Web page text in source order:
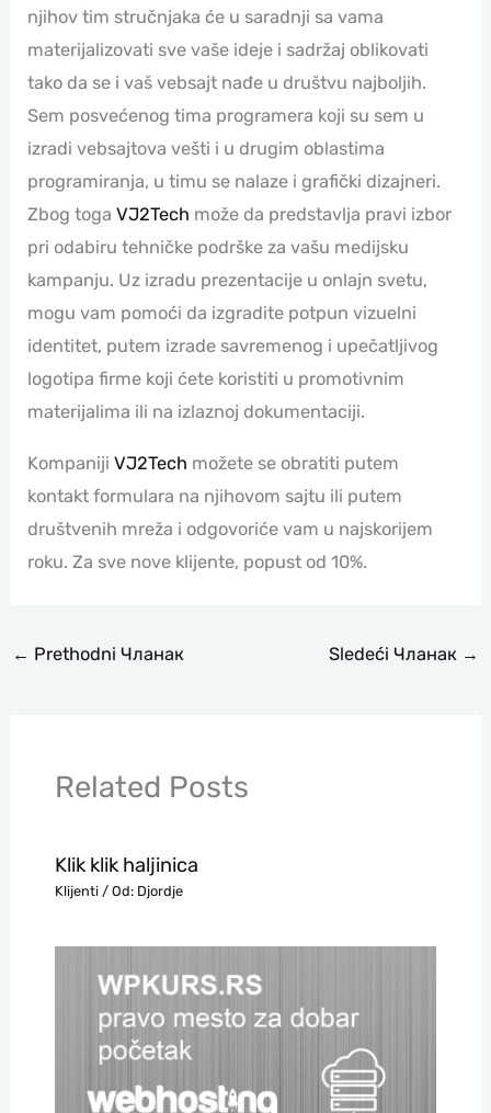
njihov tim stručnjaka će u saradnji sa vama
materijalizovati sve vaše ideje i sadržaj oblikovati
tako da se i vaš vebsajt nađe u društvu najboljih.
Sem posvećenog tima programera koji su sem u
izradi vebsajtova vešti i u drugim oblastima
programiranja, u timu se nalaze i grafički dizajneri.
Zbog togaVJ2Tech može da predstavlja pravi izbor
pri odabiru tehničke podrške za vašu medijsku
kampanju. Uz izradu prezentacije u onlajn svetu,
mogu vam pomoći da izgradite potpun vizuelni
identitet, putem izrade savremenog i upečatljivog
logotipa firme koji ćete koristiti u promotivnim
materijalima ili na izlaznoj dokumentaciji.
KompanijiVJ2Tech možete se obratiti putem
kontakt formulara na njihovom sajtu ili putem
društvenih mreža i odgovoriće vam u najskorijem
roku. Za sve nove klijente, popust od 10%.
← Prethodni Чланак Sledeći Чланак →
Related Posts
Klik klik haljinica
Klijenti/ Od: Djordje